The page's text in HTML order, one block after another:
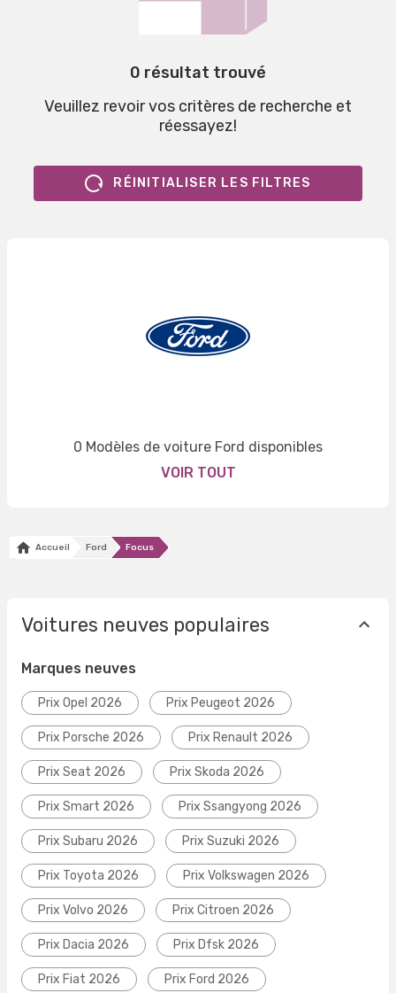
0 résultat trouvé
Veuillez revoir vos critères de recherche et
réessayez!
RÉINITIALISER LES FILTRES
0 Modèles de voiture Ford disponibles
VOIR TOUT
Accueil Ford Focus
Voitures neuves populaires
Marques neuves
Prix Opel 2026 Prix Peugeot 2026
Prix Porsche 2026 Prix Renault 2026
Prix Seat 2026 Prix Skoda 2026
Prix Smart 2026 Prix Ssangyong 2026
Prix Subaru 2026 Prix Suzuki 2026
Prix Toyota 2026 Prix Volkswagen 2026
Prix Volvo 2026 Prix Citroen 2026
Prix Dacia 2026 Prix Dfsk 2026
Prix Fiat 2026 Prix Ford 2026